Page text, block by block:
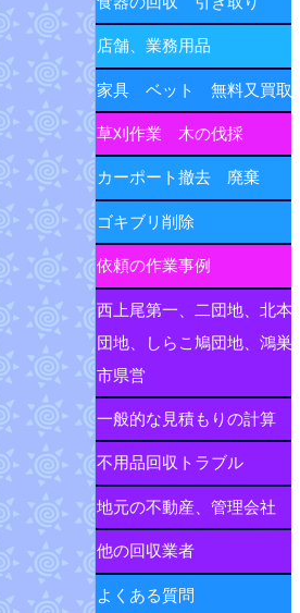
店舗、業務用品
家具 ベット 無料又買取
草刈作業 木の伐採
カーポート撤去 廃棄
ゴキブリ削除
依頼の作業事例
西上尾第一、二団地、北本
団地、しらこ鳩団地、鴻巣
市県営
一般的な見積もりの計算
不用品回収トラブル
地元の不動産、管理会社
他の回収業者
よくある質問